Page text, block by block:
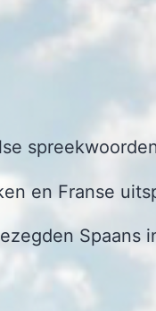
en Franse
Spaans